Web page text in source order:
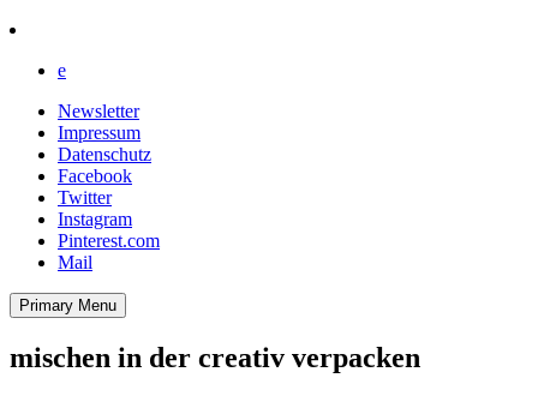
e
Newsletter
Impressum
Datenschutz
Facebook
Twitter
Instagram
Pinterest.com
Mail
Primary Menu
mischen in der creativ verpacken